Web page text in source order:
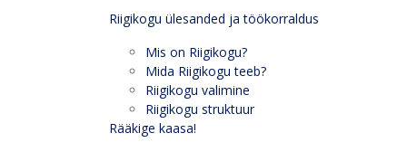
Riigikogu ülesanded ja töökorraldus
Mis on Riigikogu?
Mida Riigikogu teeb?
Riigikogu valimine
Riigikogu struktuur
Rääkige kaasa!